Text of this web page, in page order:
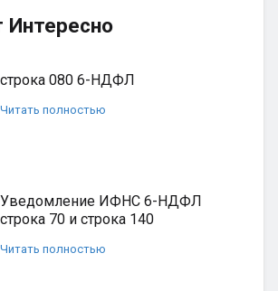
Интересно
строка 080 6-НДФЛ
Читать полностью
Уведомление ИФНС 6-НДФЛ
строка 70 и строка 140
Читать полностью